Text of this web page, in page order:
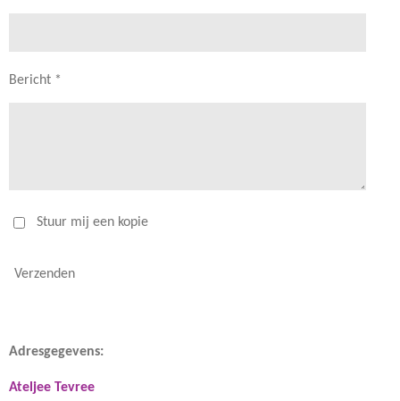
Bericht *
Stuur mij een kopie
Verzenden
Adresgegevens:
Ateljee Tevree